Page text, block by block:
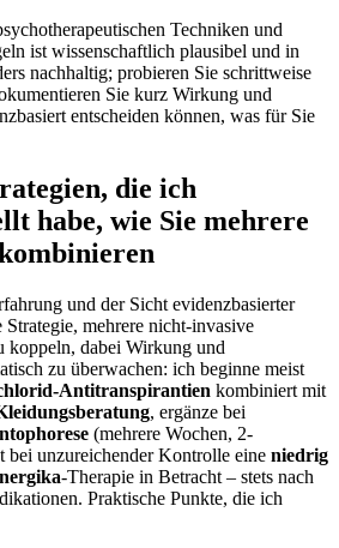
Techniken und⁤
ist ⁤wissenschaftlich plausibel und⁣ in
⁣nachhaltig; probieren Sie schrittweise
Sie⁢ kurz Wirkung‌ und
entscheiden können, was für Sie
die ich
habe, wie Sie mehrere⁢
und der Sicht evidenzbasierter
mehrere ‌nicht-invasive
koppeln, dabei Wirkung und
zu ‍überwachen: ‍ich beginne meist​
Antitranspirantien kombiniert‌ mit
, ‍ergänze bei
(mehrere Wochen,‌ 2-
bei‌ unzureichender Kontrolle eine niedrig
-Therapie in Betracht‍ – stets nach
Praktische Punkte, die ich